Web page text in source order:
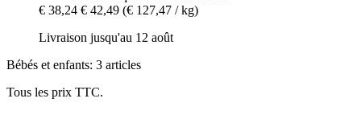
€ 38,24 € 42,49 (€ 127,47 / kg)
Livraison jusqu'au 12 août
Bébés et enfants: 3 articles
Tous les prix TTC.